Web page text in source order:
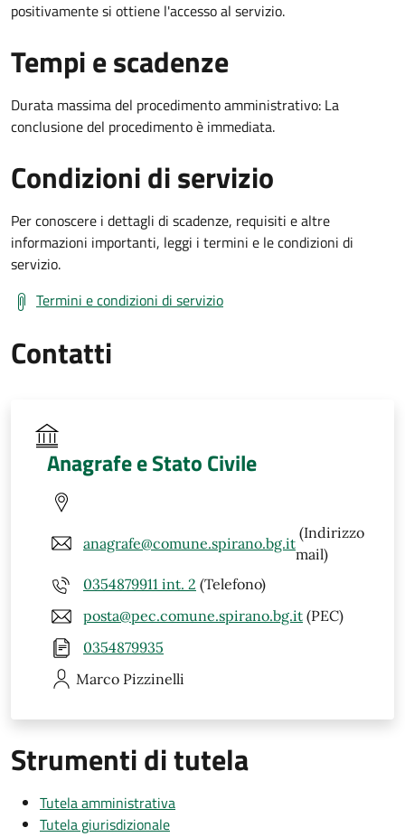
positivamente si ottiene l'accesso al servizio.
Tempi e scadenze
Durata massima del procedimento amministrativo: La
conclusione del procedimento è immediata.
Condizioni di servizio
Per conoscere i dettagli di scadenze, requisiti e altre
informazioni importanti, leggi i termini e le condizioni di
servizio.
Termini e condizioni di servizio
Contatti
Anagrafe e Stato Civile
anagrafe@comune.spirano.bg.it
(Indirizzo
mail)
0354879911 int. 2 (Telefono)
posta@pec.comune.spirano.bg.it (PEC)
0354879935
Marco Pizzinelli
Strumenti di tutela
Tutela amministrativa
Tutela giurisdizionale